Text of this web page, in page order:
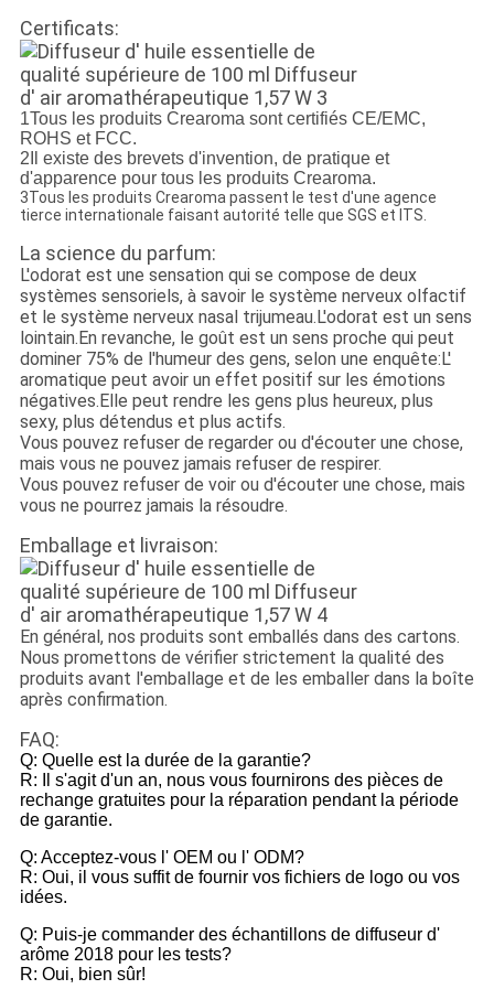
Certificats:
1Tous les produits Crearoma sont certifiés CE/EMC,
ROHS et FCC.
2Il existe des brevets d'invention, de pratique et
d'apparence pour tous les produits Crearoma.
3Tous les produits Crearoma passent le test d'une agence
tierce internationale faisant autorité telle que SGS et ITS.
La science du parfum:
L'odorat est une sensation qui se compose de deux
systèmes sensoriels, à savoir le système nerveux olfactif
et le système nerveux nasal trijumeau.L'odorat est un sens
lointain.En revanche, le goût est un sens proche qui peut
dominer 75% de l'humeur des gens, selon une enquête:L'
aromatique peut avoir un effet positif sur les émotions
négatives.Elle peut rendre les gens plus heureux, plus
sexy, plus détendus et plus actifs.
Vous pouvez refuser de regarder ou d'écouter une chose,
mais vous ne pouvez jamais refuser de respirer.
Vous pouvez refuser de voir ou d'écouter une chose, mais
vous ne pourrez jamais la résoudre.
Emballage et livraison:
En général, nos produits sont emballés dans des cartons.
Nous promettons de vérifier strictement la qualité des
produits avant l'emballage et de les emballer dans la boîte
après confirmation.
FAQ:
Q: Quelle est la durée de la garantie?
R: Il s'agit d'un an, nous vous fournirons des pièces de
rechange gratuites pour la réparation pendant la période
de garantie.
Q: Acceptez-vous l' OEM ou l' ODM?
R: Oui, il vous suffit de fournir vos fichiers de logo ou vos
idées.
Q: Puis-je commander des échantillons de diffuseur d'
arôme 2018 pour les tests?
R: Oui, bien sûr!